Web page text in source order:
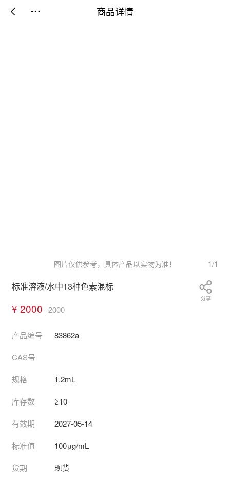
商品详情
 
图片仅供参考，具体产品以实物为准！ 1/1
标准溶液/水中13种色素混标
¥ 2000 2000
分享
产品编号 83862a
CAS号
规格 1.2mL
库存数 ≥10
有效期 2027-05-14
标准值 100μg/mL
货期 现货